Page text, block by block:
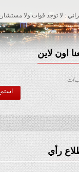
: لا توجد قوات ولا
اون لاين
استمع
رأي